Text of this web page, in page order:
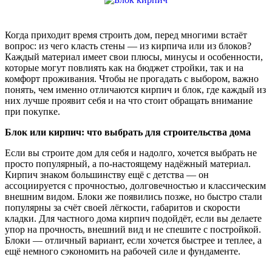
Когда приходит время строить дом, перед многими встаёт
вопрос: из чего класть стены — из кирпича или из блоков?
Каждый материал имеет свои плюсы, минусы и особенности,
которые могут повлиять как на бюджет стройки, так и на
комфорт проживания. Чтобы не прогадать с выбором, важно
понять, чем именно отличаются кирпич и блок, где каждый из
них лучше проявит себя и на что стоит обращать внимание
при покупке.
Блок или кирпич: что выбрать для строительства дома
Если вы строите дом для себя и надолго, хочется выбрать не
просто популярный, а по-настоящему надёжный материал.
Кирпич знаком большинству ещё с детства — он
ассоциируется с прочностью, долговечностью и классическим
внешним видом. Блоки же появились позже, но быстро стали
популярны за счёт своей лёгкости, габаритов и скорости
кладки. Для частного дома кирпич подойдёт, если вы делаете
упор на прочность, внешний вид и не спешите с постройкой.
Блоки — отличный вариант, если хочется быстрее и теплее, а
ещё немного сэкономить на рабочей силе и фундаменте.